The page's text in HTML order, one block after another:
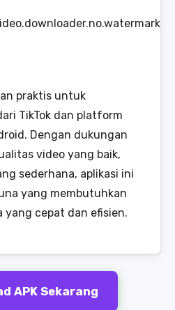
praktis untuk
TikTok dan platform
Dengan dukungan
video yang baik,
sederhana, aplikasi ini
yang membutuhkan
yang cepat dan efisien.
APK Sekarang